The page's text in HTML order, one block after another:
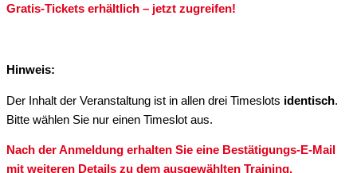
Gratis-Tickets erhältlich – jetzt zugreifen!
Hinweis:
Der Inhalt der Veranstaltung ist in allen drei Timeslots identisch.
Bitte wählen Sie nur einen Timeslot aus.
Nach der Anmeldung erhalten Sie eine Bestätigungs-E-Mail
mit weiteren Details zu dem ausgewählten Training.